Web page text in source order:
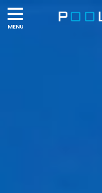
Navigation
menu